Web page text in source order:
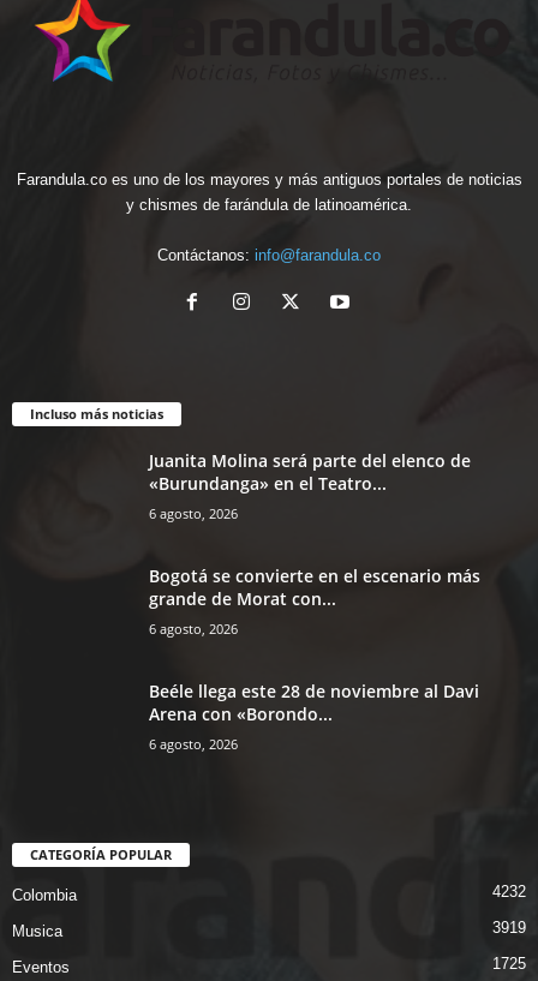
Farandula.co es uno de los mayores y más antiguos portales de noticias
y chismes de farándula de latinoamérica.
Contáctanos: info@farandula.co
Incluso más noticias
Juanita Molina será parte del elenco de
«Burundanga» en el Teatro...
6 agosto, 2026
Bogotá se convierte en el escenario más
grande de Morat con...
6 agosto, 2026
Beéle llega este 28 de noviembre al Davi
Arena con «Borondo...
6 agosto, 2026
CATEGORÍA POPULAR
Colombia 4232
Musica 3919
Eventos 1725